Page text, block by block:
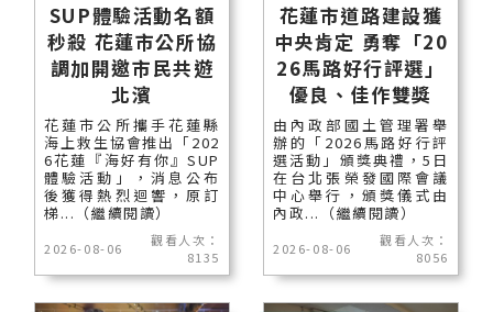
SUP體驗活動名額
秒殺 花蓮市公所協
調加開邀市民共遊
北濱
花蓮市公所攜手花蓮縣
海上救生協會推出「202
6花蓮『海好有你』SUP
體驗活動」，消息公布
後獲得熱烈迴響，原訂
梯...（繼續閱讀）
2026-08-06
觀看人次：
8135
花蓮市道路建設獲
中央肯定 勇奪「20
26馬路好行評選」
優良、佳作雙獎
由內政部國土管理署舉
辦的「2026馬路好行評
選活動」頒獎典禮，5日
在台北張榮發國際會議
中心舉行，頒獎儀式由
內政...（繼續閱讀）
2026-08-06
觀看人次：
8056